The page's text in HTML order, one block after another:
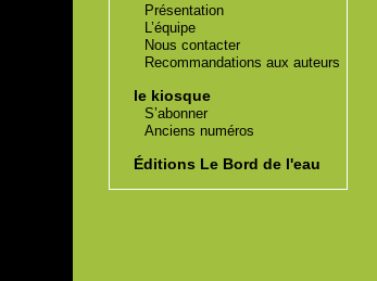
Présentation
L’équipe
Nous contacter
Recommandations aux auteurs
le kiosque
S’abonner
Anciens numéros
Éditions Le Bord de l'eau